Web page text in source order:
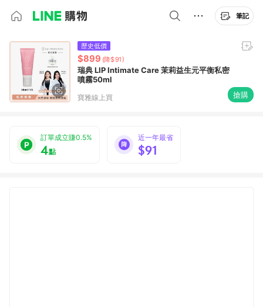
筆記
歷史低價
$899 (降$91)
瑞典 LIP Intimate Care 茉莉益生元平衡私密
噴霧50ml
寶雅線上買 搶購
訂單成立賺0.5%
4點
近一年最省
$91